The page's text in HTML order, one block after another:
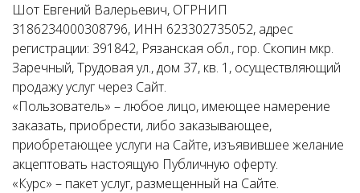
Шот Евгений Валерьевич, ОГРНИП
3186234000308796, ИНН 623302735052, адрес
регистрации: 391842, Рязанская обл., гор. Скопин мкр.
Заречный, Трудовая ул., дом 37, кв. 1, осуществляющий
продажу услуг через Сайт.
«Пользователь» – любое лицо, имеющее намерение
заказать, приобрести, либо заказывающее,
приобретающее услуги на Сайте, изъявившее желание
акцептовать настоящую Публичную оферту.
«Курс» – пакет услуг, размещенный на Сайте.